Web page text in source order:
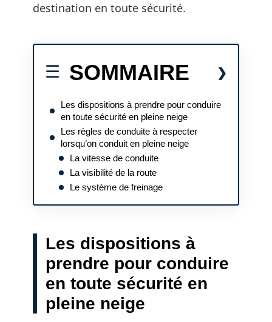
destination en toute sécurité.
SOMMAIRE
Les dispositions à prendre pour conduire
en toute sécurité en pleine neige
Les règles de conduite à respecter
lorsqu’on conduit en pleine neige
La vitesse de conduite
La visibilité de la route
Le système de freinage
Les dispositions à
prendre pour conduire
en toute sécurité en
pleine neige